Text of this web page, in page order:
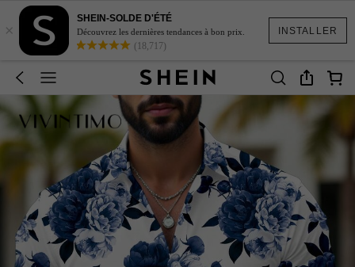
INSTALLER
×
SHEIN-SOLDE D'ÉTÉ
Découvrez les dernières tendances à bon prix.
(18,717)